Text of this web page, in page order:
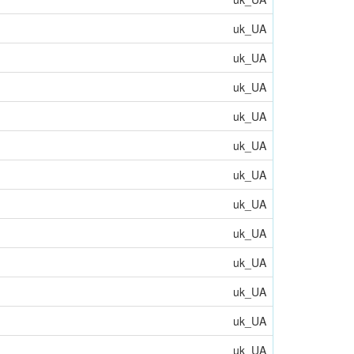
uk_UA
uk_UA
uk_UA
uk_UA
uk_UA
uk_UA
uk_UA
uk_UA
uk_UA
uk_UA
uk_UA
uk_UA